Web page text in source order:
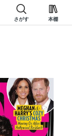
さがす 本棚